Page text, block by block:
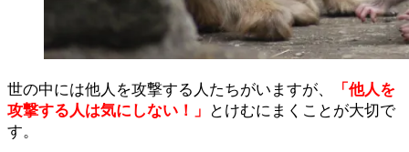
世の中には他人を攻撃する人たちがいますが、
「他人を
攻撃する人は気にしない！」
とけむにまくことが大切で
す。